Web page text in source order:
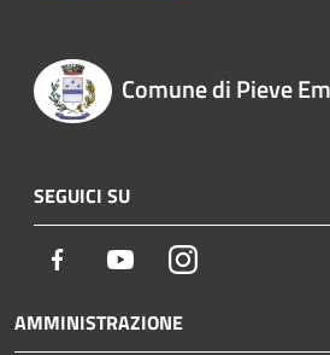
Comune di Pieve
SEGUICI SU
Facebook YoutubeInstagram
AMMINISTRAZIONE